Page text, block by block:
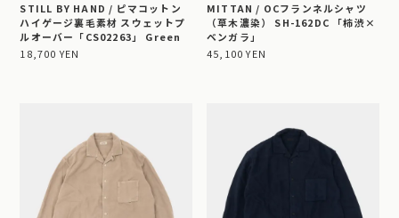
STILL BY HAND / ピマコットン
ハイゲージ裏毛素材 スウェットプ
ルオーバー「CS02263」 Green
18,700 YEN
MITTAN / OCフランネルシャツ
（草木濃染） SH-162DC 「柿渋×
ベンガラ」
45,100 YEN